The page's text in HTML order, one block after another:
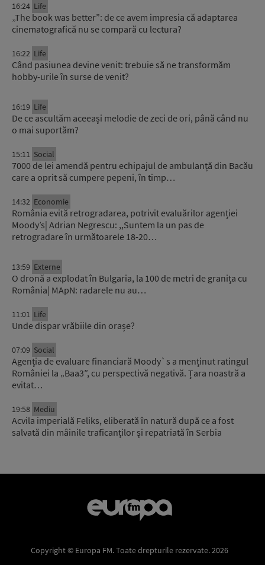
16:24 Life
„The book was better”: de ce avem impresia că adaptarea
cinematografică nu se compară cu lectura?
16:22 Life
Când pasiunea devine venit: trebuie să ne transformăm
hobby-urile în surse de venit?
16:19 Life
De ce ascultăm aceeași melodie de zeci de ori, până când nu
o mai suportăm?
15:11 Social
7000 de lei amendă pentru echipajul de ambulanță din Bacău
care a oprit să cumpere pepeni, în timp…
14:32 Economie
România evită retrogradarea, potrivit evaluărilor agenției
Moody’s| Adrian Negrescu: ,,Suntem la un pas de
retrogradare în următoarele 18-20…
13:59 Externe
O dronă a explodat în Bulgaria, la 100 de metri de granița cu
România| MApN: radarele nu au…
11:01 Life
Unde dispar vrăbiile din orașe?
07:09 Social
Agenția de evaluare financiară Moody`s a menținut ratingul
României la „Baa3”, cu perspectivă negativă. Țara noastră a
evitat…
19:58 Mediu
Acvila imperială Feliks, eliberată în natură după ce a fost
salvată din mâinile traficanților și repatriată în Serbia
Copyright © Europa FM. Toate drepturile rezervate. 2026